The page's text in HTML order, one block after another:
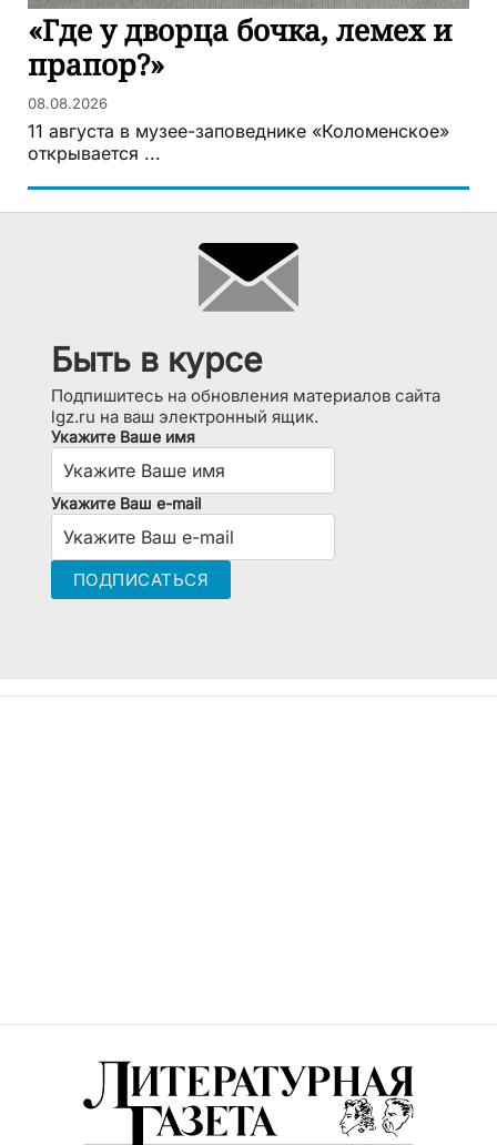
«Где у дворца бочка, лемех и
прапор?»
08.08.2026
11 августа в музее-заповеднике «Коломенское»
открывается ...
Быть в курсе
Подпишитесь на обновления материалов сайта
lgz.ru на ваш электронный ящик.
Укажите Ваше имя
Укажите Ваш e-mail